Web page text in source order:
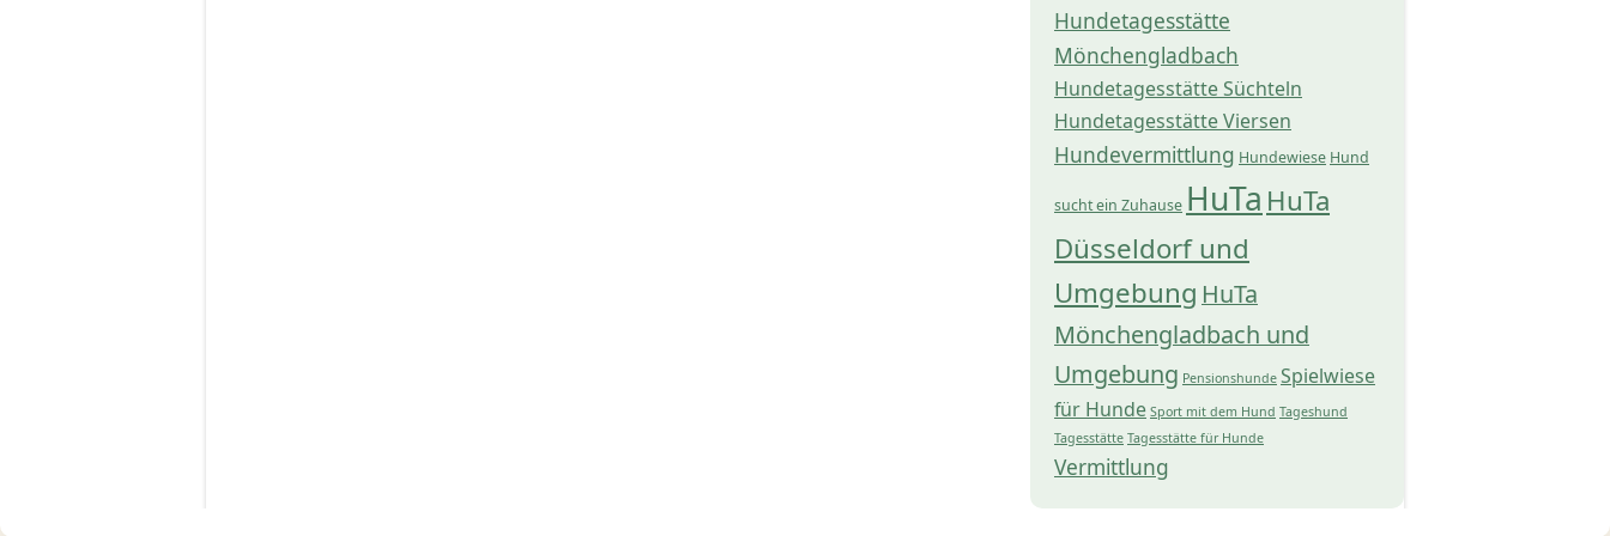
Hundetagesstätte
Mönchengladbach
Hundetagesstätte Süchteln
Hundetagesstätte Viersen
Hundevermittlung Hundewiese Hund
sucht ein Zuhause HuTa HuTa
Düsseldorf und
Umgebung HuTa
Mönchengladbach und
Umgebung Pensionshunde Spielwiese
für Hunde Sport mit dem Hund Tageshund
Tagesstätte Tagesstätte für Hunde
Vermittlung